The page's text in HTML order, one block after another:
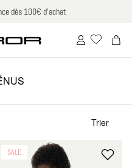
dès 100€ d’achat
Compte
Trier
Trier par :
-68%
SALE